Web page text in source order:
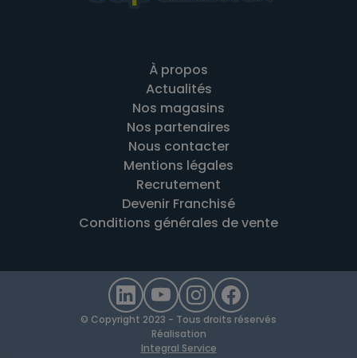
À propos
Actualités
Nos magasins
Nos partenaires
Nous contacter
Mentions légales
Recrutement
Devenir Franchisé
Conditions générales de vente
© Copyright 2023 - Tous droits réservés
Réalisation
Integral Service